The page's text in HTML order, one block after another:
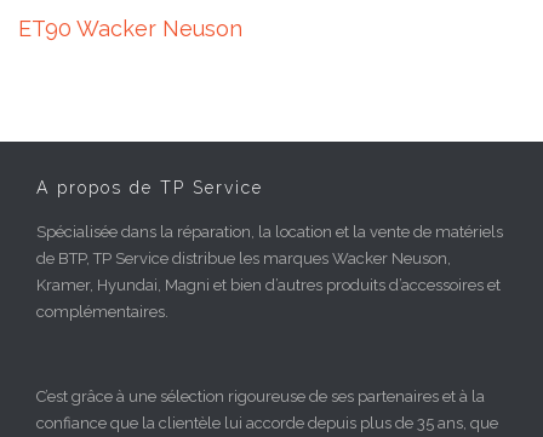
ET90 Wacker Neuson
A propos de TP Service
Spécialisée dans la réparation, la location et la vente de matériels
de BTP, TP Service distribue les marques Wacker Neuson,
Kramer, Hyundai, Magni et bien d’autres produits d’accessoires et
complémentaires.
C’est grâce à une sélection rigoureuse de ses partenaires et à la
confiance que la clientèle lui accorde depuis plus de 35 ans, que